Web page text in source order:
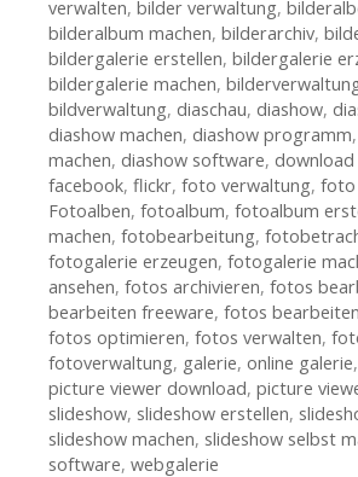
verwalten, bilder verwaltung,
bilderalbum machen, bilderarchiv,
bildergalerie erstellen, bildergalerie
bildergalerie machen,
bildverwaltung, diaschau, diashow,
diashow machen, diashow programm,
machen, diashow software,
facebook, flickr, foto verwaltung, foto
Fotoalben, fotoalbum, fotoalbum
machen, fotobearbeitung,
fotogalerie erzeugen, fotogalerie
ansehen, fotos archivieren, fotos
bearbeiten freeware, fotos
fotos optimieren, fotos verwalten,
fotoverwaltung, galerie, online galerie,
picture viewer download, picture
slideshow, slideshow erstellen,
slideshow machen, slideshow selbst
software, webgalerie